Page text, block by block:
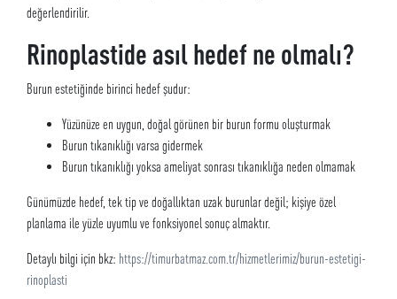
değerlendirilir.
Rinoplastide asıl hedef ne olmalı?
Burun estetiğinde birinci hedef şudur:
Yüzünüze en uygun, doğal görünen bir burun formu oluşturmak
Burun tıkanıklığı varsa gidermek
Burun tıkanıklığı yoksa ameliyat sonrası tıkanıklığa neden olmamak
Günümüzde hedef, tek tip ve doğallıktan uzak burunlar değil; kişiye özel
planlama ile yüzle uyumlu ve fonksiyonel sonuç almaktır.
Detaylı bilgi için bkz: https://timurbatmaz.com.tr/hizmetlerimiz/burun-estetigi-
rinoplasti